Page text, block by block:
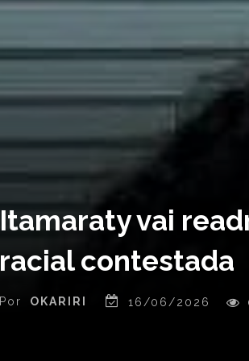
Itamaraty vai
racial contestada
Por OKARIRI 16/06/2026